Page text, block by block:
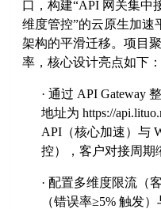
口，构建“API 网关集中
维度管控”的云原生加速
架构的平滑迁移。项目
率，核心设计亮点如下：
·通过 API Gateway
地址为https://
API（核心加速）与
控），客户对接周期
·配置多维度限流（
（错误率≥5% 触发